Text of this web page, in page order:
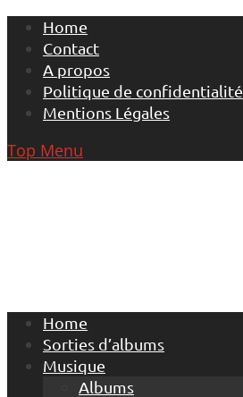
Skip
content
Home
Contact
A propos
Politique de confidentialité
Mentions Légales
Top Menu
Home
Sorties d’albums
Musique
Albums